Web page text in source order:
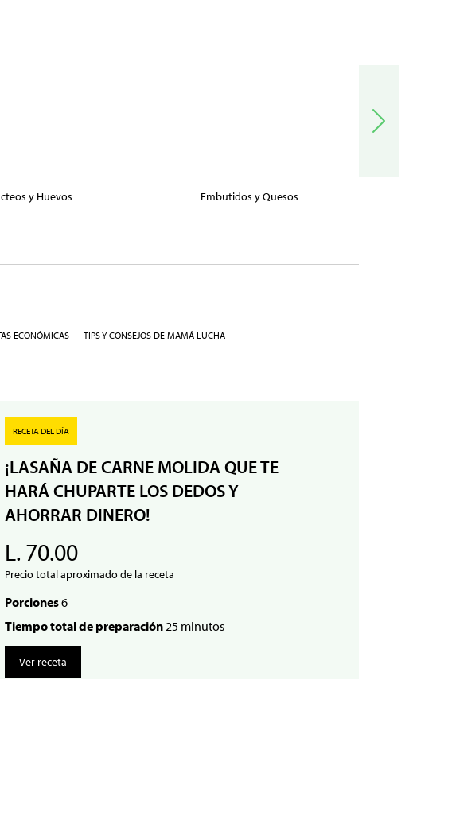
y Huevos Embutidos y Quesos
ECONÓMICAS TIPS Y CONSEJOS DE MAMÁ LUCHA
RECETA DEL DÍA
¡LASAÑA DE CARNE MOLIDA QUE TE
HARÁ CHUPARTE LOS DEDOS Y
AHORRAR DINERO!
L. 70.00
Precio total aproximado de la receta
Porciones6
Tiempo total de preparación 25 minutos
Ver receta